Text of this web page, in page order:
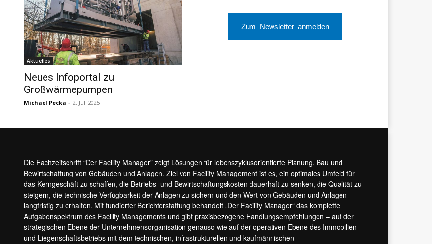
Aktuelles
Neues Infoportal zu
Großwärmepumpen
Michael Pecka - 2. Juli 2025
Zum Newsletter anmelden
Die Fachzeitschrift “Der Facility Manager” zeigt Lösungen für lebenszyklusorientierte Planung, Bau und
Bewirtschaftung von Gebäuden und Anlagen. Ziel von Facility Management ist es, ein optimales Umfeld für
das Kerngeschäft zu schaffen, die Betriebs- und Bewirtschaftungskosten dauerhaft zu senken, die Qualität zu
steigern, die technische Verfügbarkeit der Anlagen zu sichern und den Wert von Gebäuden und Anlagen
langfristig zu erhalten. Mit fundierter Berichterstattung behandelt „Der Facility Manager“ das komplette
Aufgabenspektrum des Facility Managements und gibt praxisbezogene Handlungsempfehlungen – auf der
strategischen Ebene der Unternehmensorganisation genauso wie auf der operativen Ebene des Immobilien-
und Liegenschaftsbetriebs mit dem technischen, infrastrukturellen und kaufmännischen